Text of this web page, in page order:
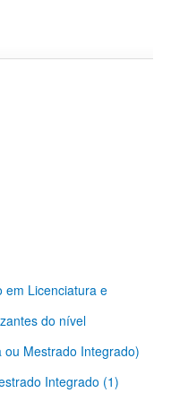
em Licenciatura e
do nível
ou Mestrado Integrado)
Integrado (1)